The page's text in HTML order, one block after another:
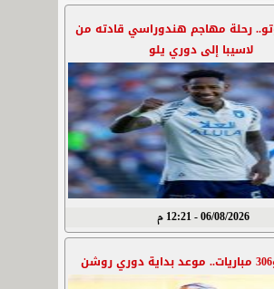
رحلة مهاجم هندوراسي قادته من
لاسيبا إلى دوري يلو
06/08/2026 - 12:21 م